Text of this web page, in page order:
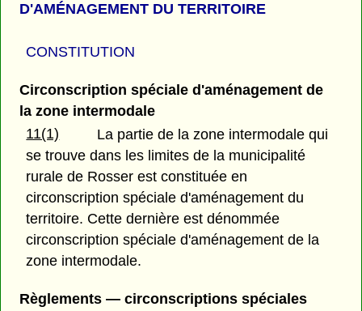
D'AMÉNAGEMENT DU TERRITOIRE
CONSTITUTION
Circonscription spéciale d'aménagement de
la zone intermodale
11(1)
La partie de la zone intermodale qui
se trouve dans les limites de la municipalité
rurale de Rosser est constituée en
circonscription spéciale d'aménagement du
territoire. Cette dernière est dénommée
circonscription spéciale d'aménagement de la
zone intermodale.
Règlements — circonscriptions spéciales